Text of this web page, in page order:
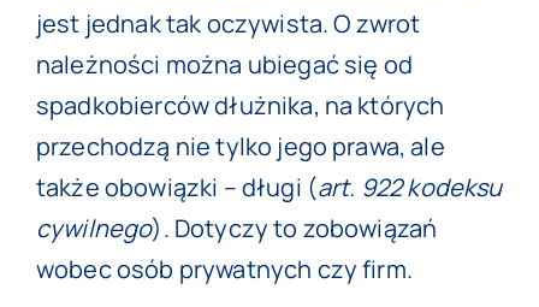
jest jednak tak oczywista. O zwrot
należności można ubiegać się od
spadkobierców dłużnika, na których
przechodzą nie tylko jego prawa, ale
także obowiązki – długi (art. 922 kodeksu
cywilnego). Dotyczy to zobowiązań
wobec osób prywatnych czy firm.